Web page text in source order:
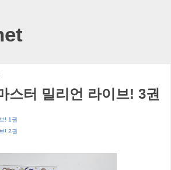
스터 밀리언 라이브! 3권
! 1권
! 2권